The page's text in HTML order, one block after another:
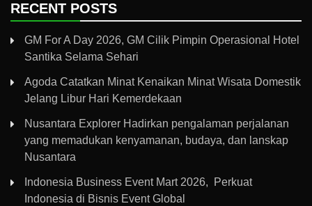
RECENT POSTS
GM For A Day 2026, GM Cilik Pimpin Operasional Hotel
Santika Selama Sehari
Agoda Catatkan Minat Kenaikan Minat Wisata Domestik
Jelang Libur Hari Kemerdekaan
Nusantara Explorer Hadirkan pengalaman perjalanan
yang memadukan kenyamanan, budaya, dan lanskap
Nusantara
Indonesia Business Event Mart 2026, Perkuat
Indonesia di Bisnis Event Global